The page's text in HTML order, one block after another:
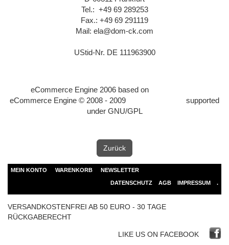
Tel.: +49 69 289253
Fax.: +49 69 291119
Mail: ela@dom-ck.com
UStid-Nr. DE 111963900
eCommerce Engine 2006 based on
eCommerce Engine © 2008 - 2009
supported
under GNU/GPL
Zurück
MEIN KONTO WARENKORB NEWSLETTER
DATENSCHUTZ AGB IMPRESSUM .
VERSANDKOSTENFREI AB 50 EURO - 30 TAGE
RÜCKGABERECHT
LIKE US ON FACEBOOK